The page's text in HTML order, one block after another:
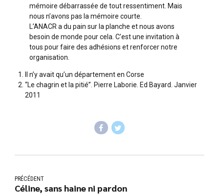
mémoire débarrassée de tout ressentiment. Mais
nous n’avons pas la mémoire courte.
L’ANACR a du pain sur la planche et nous avons
besoin de monde pour cela. C’est une invitation à
tous pour faire des adhésions et renforcer notre
organisation.
Il n’y avait qu’un département en Corse
“Le chagrin et la pitié”. Pierre Laborie. Ed Bayard. Janvier
2011
PRÉCÉDENT
Céline, sans haine ni pardon